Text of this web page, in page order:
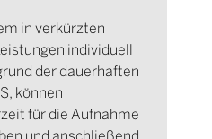
- Nebenstelle
in verkürzten
individuell
der dauerhaften
können
für die Aufnahme
und anschließend